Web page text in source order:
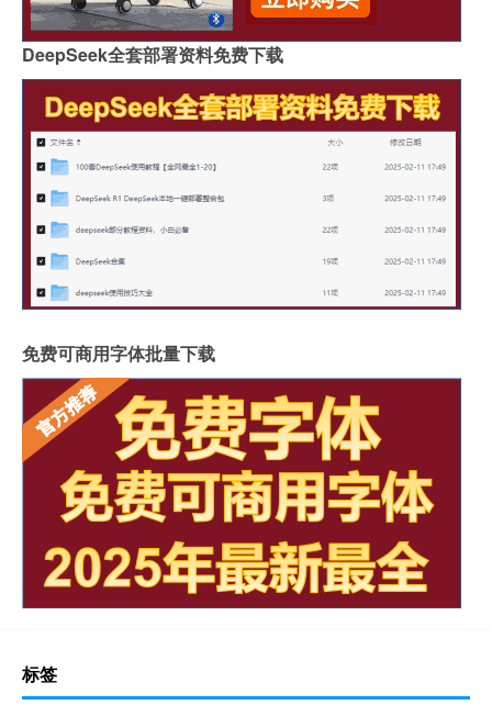
DeepSeek全套部署资料免费下载
免费可商用字体批量下载
标签